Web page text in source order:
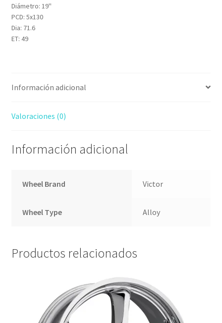
Diámetro: 19''
PCD: 5x130
Dia: 71.6
ET: 49
Información adicional
Valoraciones (0)
Información adicional
Wheel Brand Victor
Wheel Type Alloy
Productos relacionados